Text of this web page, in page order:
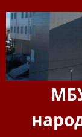
содержимому